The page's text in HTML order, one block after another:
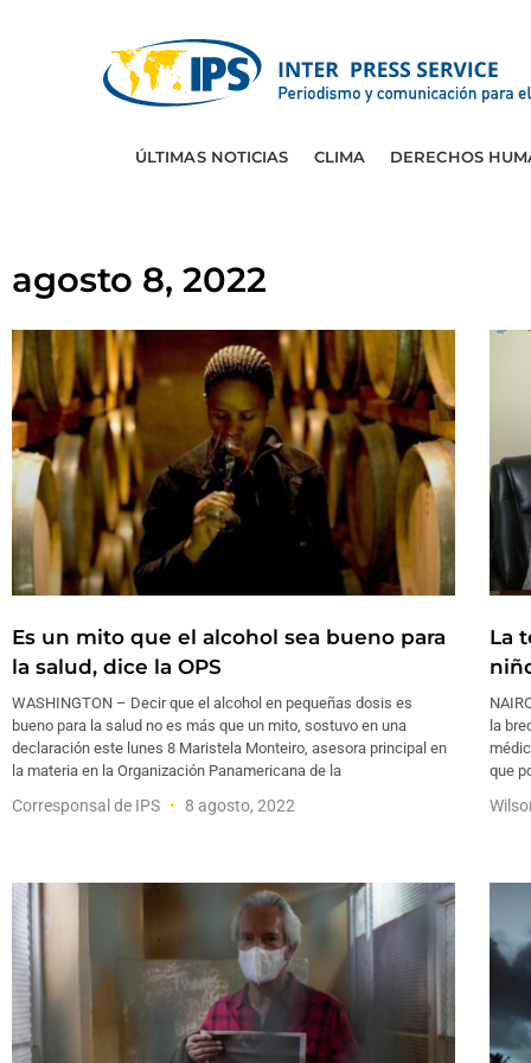
ÚLTIMAS NOTICIAS CLIMA DERECHOS
agosto 8, 2022
Es un mito que el alcohol sea bueno para
la salud, dice la OPS
WASHINGTON – Decir que el alcohol en pequeñas dosis es
bueno para la salud no es más que un mito, sostuvo en una
declaración este lunes 8 Maristela Monteiro, asesora principal en
la materia en la Organización Panamericana de la
Corresponsal de IPS 8 agosto, 2022
La
la
que